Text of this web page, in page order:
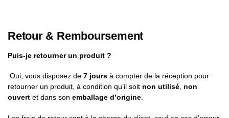
Retour & Remboursement
Puis-je retourner un produit ?
Oui, vous disposez de 7 jours à compter de la réception pour
retourner un produit, à condition qu’il soit non utilisé, non
ouvert et dans son emballage d’origine.